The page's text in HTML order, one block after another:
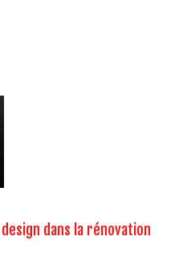
dans la rénovation